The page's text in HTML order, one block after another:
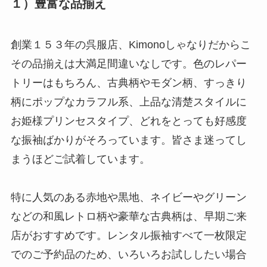
１）豊富な品揃え
創業１５３年の呉服店、Kimonoしゃなりだからこ
その品揃えは大満足間違いなしです。色のレパー
トリーはもちろん、古典柄やモダン柄、すっきり
柄にポップなカラフル系、上品な清楚スタイルに
お姫様プリンセスタイプ、どれをとっても好感度
な振袖ばかりがそろっています。皆さま迷ってし
まうほどご試着しています。
特に人気のある赤地や黒地、ネイビーやグリーン
などの和風レトロ柄や豪華な古典柄は、早期ご来
店がおすすめです。レンタル振袖すべて一枚限定
でのご予約品のため、いろいろお試ししたい場合